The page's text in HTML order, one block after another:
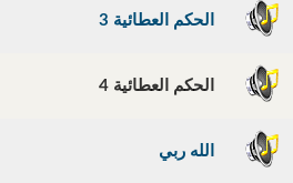
الحكم العطائية 3
الحكم العطائية 4
الله ربي